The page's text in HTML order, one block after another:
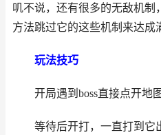
叽不说，还有很多的无敌机
方法跳过它的这些机制来达成
玩法技巧
开局遇到boss直接点开地图
等待后开打，一直打到它出